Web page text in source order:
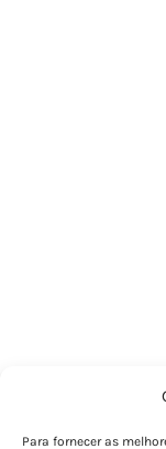
Para fornecer as